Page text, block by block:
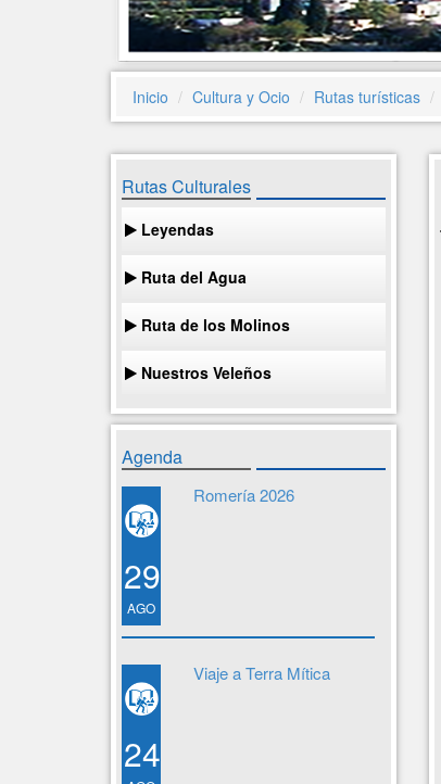
Inicio Cultura y Ocio Rutas turísticas
Rutas Culturales
Leyendas
Ruta del Agua
Ruta de los Molinos
Nuestros Veleños
Agenda
29
AGO
Romería 2026
24
Viaje a Terra Mítica